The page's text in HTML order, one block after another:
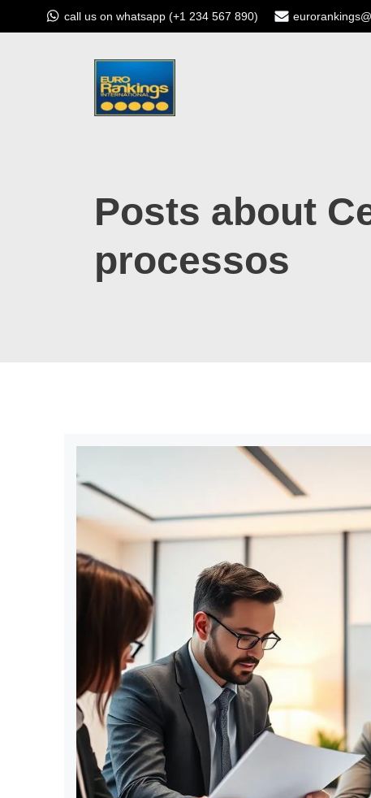
call us on whatsapp (+1 234 567 890)
Posts about
processos